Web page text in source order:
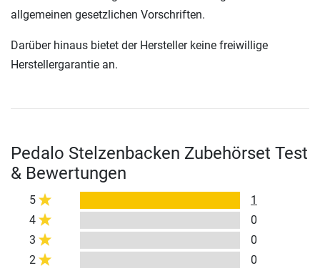
allgemeinen gesetzlichen Vorschriften.
Darüber hinaus bietet der Hersteller keine freiwillige
Herstellergarantie an.
Pedalo Stelzenbacken Zubehörset Test
& Bewertungen
5
1
4
0
3
0
2
0